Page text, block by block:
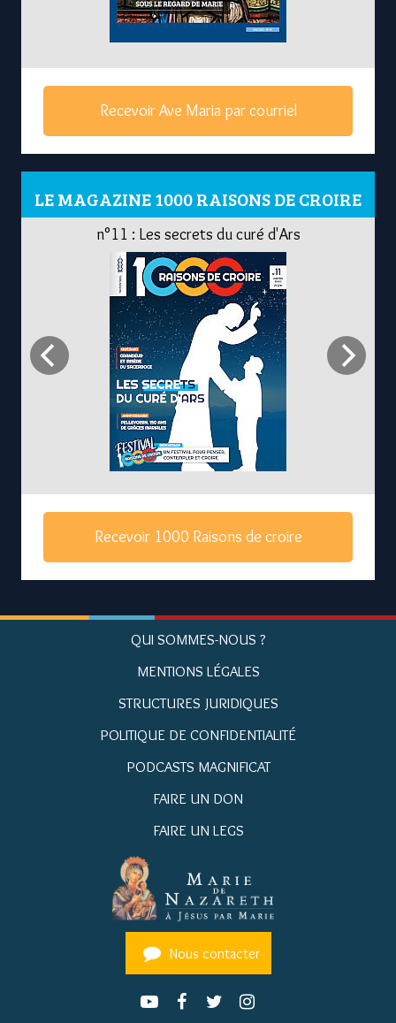
Recevoir Ave Maria par courriel
LE MAGAZINE 1000 RAISONS DE CROIRE
n°11 : Les secrets du curé d'Ars
Recevoir 1000 Raisons de croire
QUI SOMMES-NOUS ?
MENTIONS LÉGALES
STRUCTURES JURIDIQUES
POLITIQUE DE CONFIDENTIALITÉ
PODCASTS MAGNIFICAT
FAIRE UN DON
FAIRE UN LEGS
Nous contacter